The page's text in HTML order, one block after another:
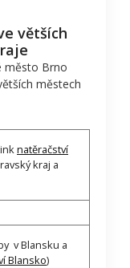
větších
město Brno
městech
natěračství
kraj a
v Blansku a
Blansko)